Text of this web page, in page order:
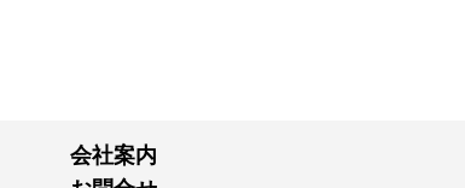
会社案内